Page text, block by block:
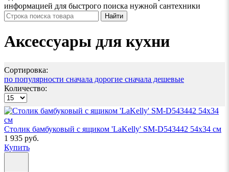
информацией для быстрого поиска нужной сантехники
Аксессуары для кухни
Сортировка:
по популярности сначала дорогие сначала дешевые
Количество:
Столик бамбуковый с ящиком 'LaKelly' SM-D543442 54х34 см
1 935 руб.
Купить